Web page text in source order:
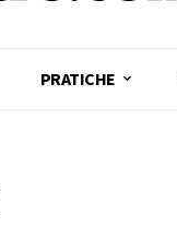
PRATICHE